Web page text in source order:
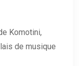
Komotini,
de musique